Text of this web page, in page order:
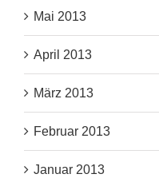
Mai 2013
April 2013
März 2013
Februar 2013
Januar 2013